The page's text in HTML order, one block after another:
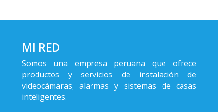
MI RED
Somos una empresa peruana que ofrece
productos y servicios de instalación de
videocámaras, alarmas y sistemas de casas
inteligentes.